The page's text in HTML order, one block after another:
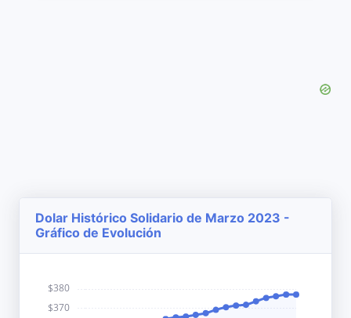
Dolar Histórico Solidario de Marzo 2023 -
Gráfico de Evolución